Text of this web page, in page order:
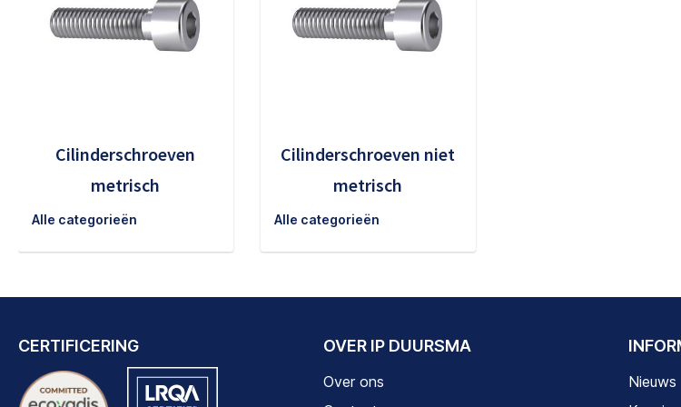
Cilinderschroeven
metrisch
Alle categorieën
Cilinderschroeven niet
metrisch
Alle categorieën
OVER IP DUURSMA
Over ons
Nieuws
CERTIFICERING